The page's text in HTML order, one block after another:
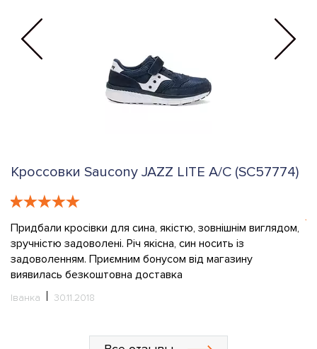
Кроссовки Saucony JAZZ LITE A/C (SC57774)
Придбали кросівки для сина, якістю, зовнішнім виглядом,
зручністю задоволені. Річ якісна, син носить із
задоволенням. Приємним бонусом від магазину
виявилась безкоштовна доставка
Іванка 30.11.2018